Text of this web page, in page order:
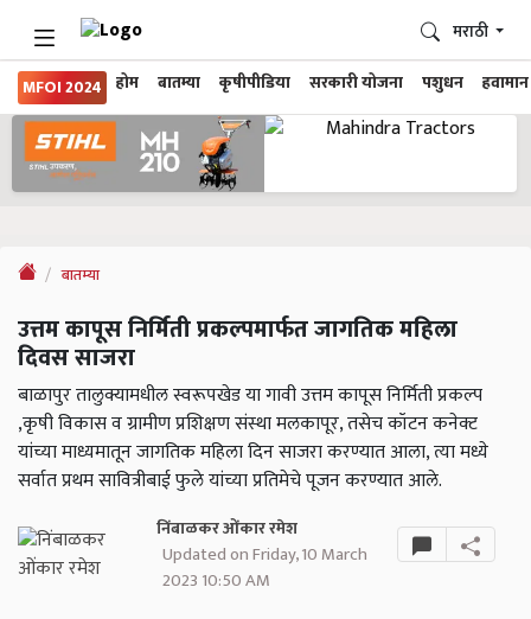
MFOI 2024 होम बातम्या कृषीपीडिया सरकारी योजना पशुधन हवामान
मराठी
बातम्या
उत्तम कापूस निर्मिती प्रकल्पमार्फत जागतिक महिला
दिवस साजरा
बाळापुर तालुक्यामधील स्वरूपखेड या गावी उत्तम कापूस निर्मिती प्रकल्प
,कृषी विकास व ग्रामीण प्रशिक्षण संस्था मलकापूर, तसेच कॉटन कनेक्ट
यांच्या माध्यमातून जागतिक महिला दिन साजरा करण्यात आला, त्या मध्ये
सर्वात प्रथम सावित्रीबाई फुले यांच्या प्रतिमेचे पूजन करण्यात आले.
निंबाळकर ओंकार रमेश
Updated on Friday, 10 March
2023 10:50 AM